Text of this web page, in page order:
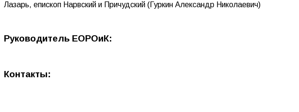
Лазарь, епископ Нарвский и Причудский (Гуркин Александр Николаевич)
Руководитель ЕОРОиК:
Контакты: